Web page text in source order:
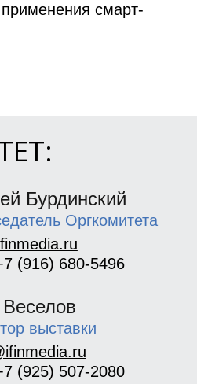
Бурдинский
Оргкомитета
(916) 680-5496
выставки
(925) 507-2080
смарт-